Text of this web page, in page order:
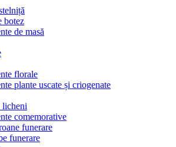
botez
de masă
florale
plante uscate și criogenate
licheni
comemorative
funerare
funerare